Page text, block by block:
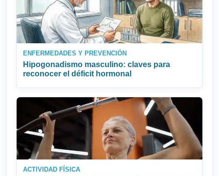
ENFERMEDADES Y PREVENCIÓN
Hipogonadismo masculino: claves para
reconocer el déficit hormonal
ACTIVIDAD FÍSICA